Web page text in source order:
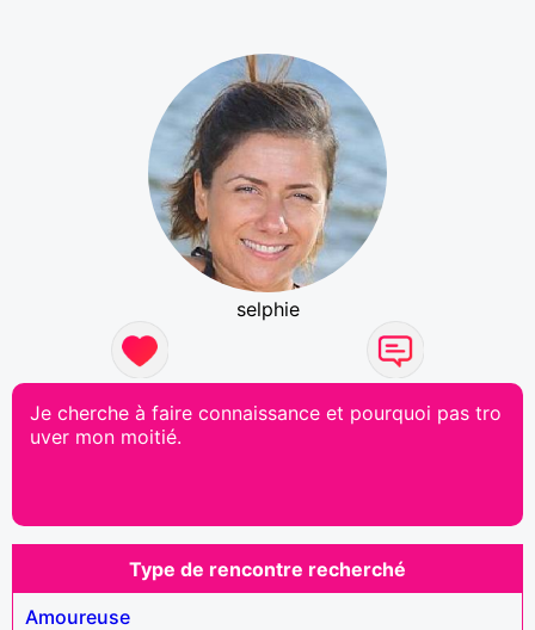
selphie
Je cherche à faire connaissance et pourquoi pas tro
uver mon moitié.
Type de rencontre recherché
Amoureuse